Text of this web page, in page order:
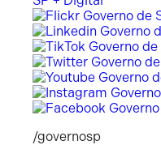
/governosp